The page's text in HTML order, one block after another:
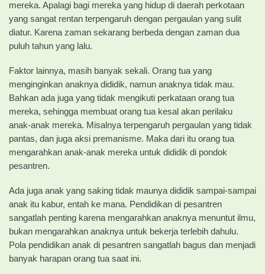
mereka. Apalagi bagi mereka yang hidup di daerah perkotaan
yang sangat rentan terpengaruh dengan pergaulan yang sulit
diatur. Karena zaman sekarang berbeda dengan zaman dua
puluh tahun yang lalu.
Faktor lainnya, masih banyak sekali. Orang tua yang
menginginkan anaknya dididik, namun anaknya tidak mau.
Bahkan ada juga yang tidak mengikuti perkataan orang tua
mereka, sehingga membuat orang tua kesal akan perilaku
anak-anak mereka. Misalnya terpengaruh pergaulan yang tidak
pantas, dan juga aksi premanisme. Maka dari itu orang tua
mengarahkan anak-anak mereka untuk dididik di pondok
pesantren.
Ada juga anak yang saking tidak maunya dididik sampai-sampai
anak itu kabur, entah ke mana. Pendidikan di pesantren
sangatlah penting karena mengarahkan anaknya menuntut ilmu,
bukan mengarahkan anaknya untuk bekerja terlebih dahulu.
Pola pendidikan anak di pesantren sangatlah bagus dan menjadi
banyak harapan orang tua saat ini.